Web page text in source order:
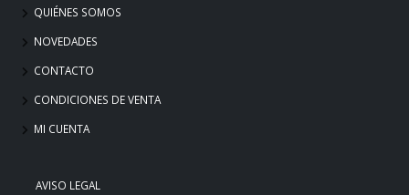
QUIÉNES SOMOS
NOVEDADES
CONTACTO
CONDICIONES DE VENTA
MI CUENTA
AVISO LEGAL